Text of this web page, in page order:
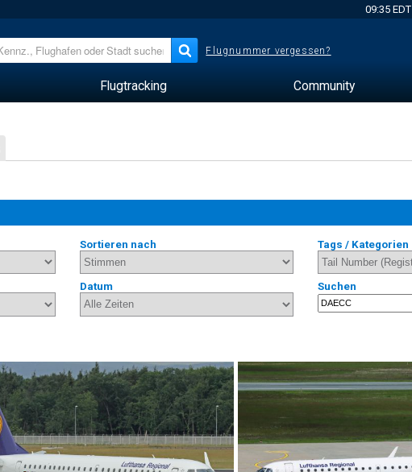
09:35 EDT
Flugnummer vergessen?
Flugtracking Community
Sortieren nach Tags / Kategorien
Datum Suchen